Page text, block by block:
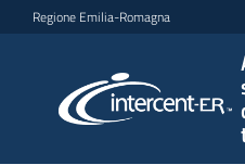
Vai al contenuto
Vai alla navigazione
Vai al footer
Regione Emilia-Romagna
per lo
sviluppo